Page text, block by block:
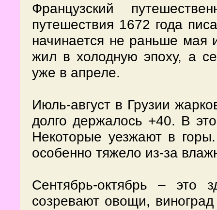
Французский
путешествия 1672 года
начинается не раньше мая
жил в холодную эпоху, а
уже в апреле.
Июль-август в Грузии
долго держалось +40. В
Некоторые уезжают в
особенно тяжело из-за
Сентябрь-октябрь – это
созревают овощи,